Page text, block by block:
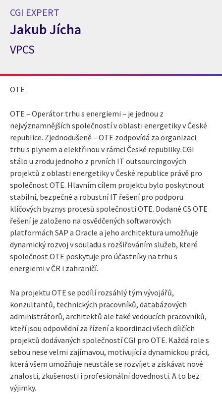
CGI EXPERT
Jakub Jícha
CGI Expert Jakub Jícha
VPCS
OTE
OTE – Operátor trhu s energiemi – je jednou z
nejvýznamnějších společností v oblasti energetiky v České
republice. Zjednodušeně – OTE zodpovídá za organizaci
trhu s plynem a elektřinou v rámci České republiky. CGI
stálo u zrodu jednoho z prvních IT outsourcingových
projektů z oblasti energetiky v České republice právě pro
společnost OTE. Hlavním cílem projektu bylo poskytnout
stabilní, bezpečné a robustní IT řešení pro podporu
klíčových byznys procesů společnosti OTE. Dodané CS OTE
řešení je založeno na osvědčených softwarových
platformách SAP a Oracle a jeho architektura umožňuje
dynamický rozvoj v souladu s rozšiřováním služeb, které
společnost OTE poskytuje pro účastníky na trhu s
energiemi v ČR i zahraničí.
Na projektu OTE se podílí rozsáhlý tým vývojářů,
konzultantů, technických pracovníků, databázových
administrátorů, architektů ale také vedoucích pracovníků,
kteří jsou odpovědní za řízení a koordinaci všech dílčích
projektů dodávaných společností CGI pro OTE. Každá role s
sebou nese velmi zajímavou, motivující a dynamickou práci,
která všem umožňuje neustále se rozvíjet a získávat nové
znalosti, zkušenosti i profesionální dovednosti. A to bez
výjimky.